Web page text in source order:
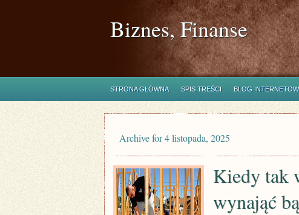
Biznes, Finanse
STRONA GŁÓWNA SPIS TREŚCI BLOG
Archive for 4 listopada, 2025
Kiedy tak
wynająć